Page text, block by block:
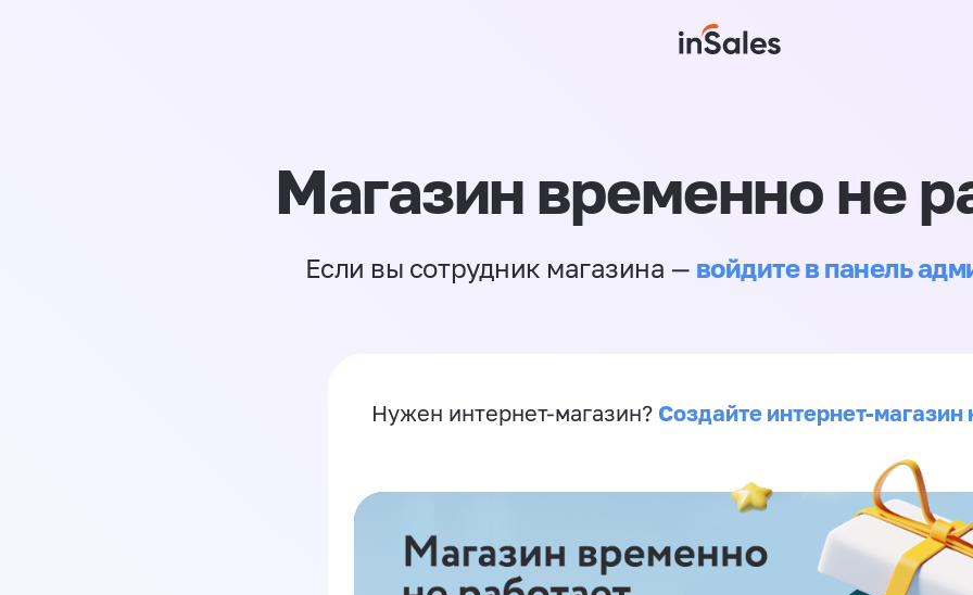
Магазин временно не
Если вы сотрудник магазина — войдите в панель
Нужен интернет-магазин? Создайте интернет-магазин